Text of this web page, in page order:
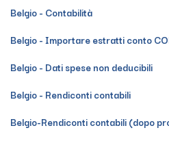
Belgio - Contabilità
Belgio - Importare estratti conto
Belgio - Dati spese non deducibili
Belgio - Rendiconti contabili
Belgio-Rendiconti contabili (dopo